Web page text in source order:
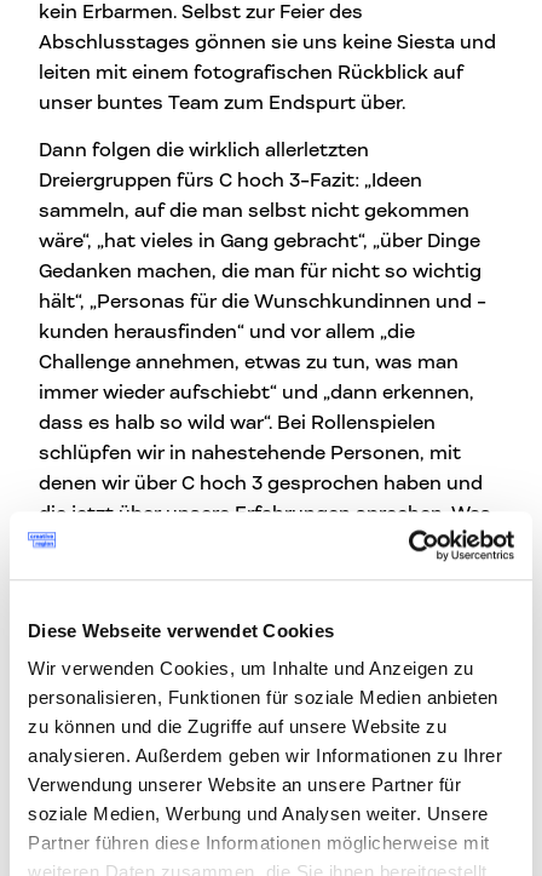
Diese Webseite verwendet Cookies
Wir verwenden Cookies, um Inhalte und Anzeigen zu
personalisieren, Funktionen für soziale Medien anbieten
zu können und die Zugriffe auf unsere Website zu
analysieren. Außerdem geben wir Informationen zu Ihrer
Verwendung unserer Website an unsere Partner für
soziale Medien, Werbung und Analysen weiter. Unsere
Partner führen diese Informationen möglicherweise mit
kein Erbarmen. Selbst zur Feier des
Abschlusstages gönnen sie uns keine Siesta und
leiten mit einem fotografischen Rückblick auf
unser buntes Team zum Endspurt über.
Dann folgen die wirklich allerletzten
Dreiergruppen fürs C hoch 3-Fazit: „Ideen
sammeln, auf die man selbst nicht gekommen
wäre“, „hat vieles in Gang gebracht“, „über Dinge
Gedanken machen, die man für nicht so wichtig
hält“, „Personas für die Wunschkundinnen und -
kunden herausfinden“ und vor allem „die
Challenge annehmen, etwas zu tun, was man
immer wieder aufschiebt“ und „dann erkennen,
dass es halb so wild war“. Bei Rollenspielen
schlüpfen wir in nahestehende Personen, mit
denen wir über C hoch 3 gesprochen haben und
die jetzt über unsere Erfahrungen sprechen. Was
sich durchzieht: Scheinbar ist es für viele
Menschen aus dem jeweiligen Umfeld
Workshop-Tagen so intensiv getrieben haben,
aber der Tenor war jedes Mal sehr positiv.
Die abschließende Feedback-Runde gleicht der
Oscar
-Verleihung: „Danke!“ – „Danke!“ – „Danke!“
an unsere Trainer Barbara und Christian für ihre
Geduld, ihre Nachsicht bei unterschiedlichen
Zeitauffassungen und ihre Bemühungen, den
wilden Haufen in geordnete Bahnen zu lenken,